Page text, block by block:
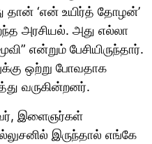
தான் ‘என் உயிர்த் தோழன்’
அரசியல். அது எல்லா
என்றும் பேசியிருந்தார்.
ஒற்று போவதாக
வருகின்றனர்.
இளைஞர்கள்
இருந்தால் எங்கே